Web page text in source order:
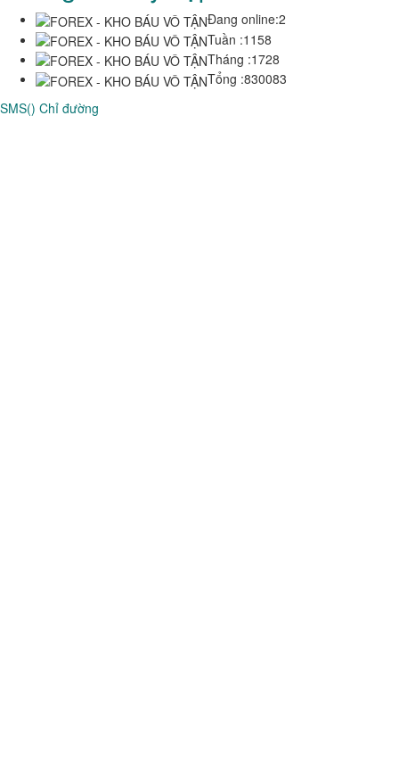
Đang online:2
Tuần :1158
Tháng :1728
Tổng :830083
SMS() Chỉ đường